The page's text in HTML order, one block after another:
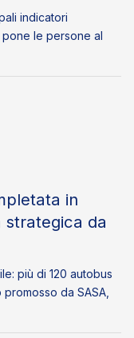
indicatori
le persone al
in
strategica da
più di 120 autobus
da SASA,